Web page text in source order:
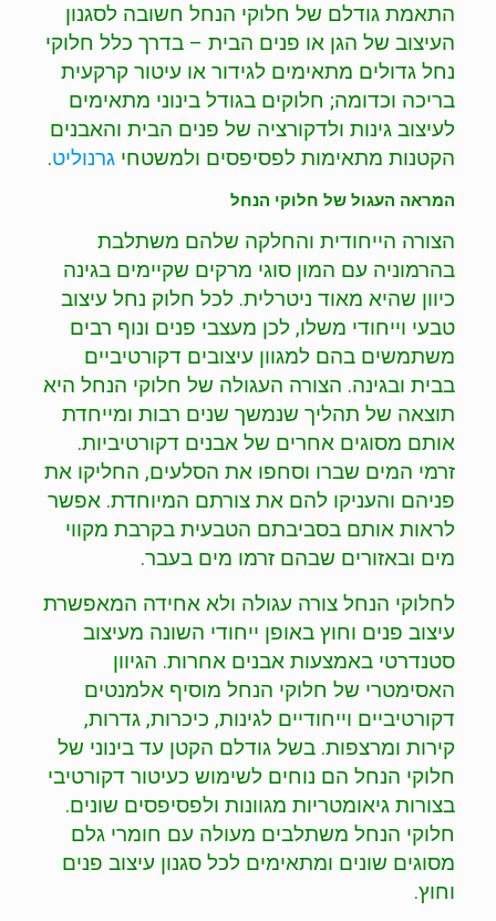
התאמת גודלם של חלוקי הנחל חשובה לסגנון
העיצוב של הגן או פנים הבית – בדרך כלל חלוקי
נחל גדולים מתאימים לגידור או עיטור קרקעית
בריכה וכדומה; חלוקים בגודל בינוני מתאימים
לעיצוב גינות ולדקורציה של פנים הבית והאבנים
הקטנות מתאימות לפסיפסים ולמשטחי גרנוליט.
המראה העגול של חלוקי הנחל
הצורה הייחודית והחלקה שלהם משתלבת
בהרמוניה עם המון סוגי מרקים שקיימים בגינה
כיוון שהיא מאוד ניטרלית. לכל חלוק נחל עיצוב
טבעי וייחודי משלו, לכן מעצבי פנים ונוף רבים
משתמשים בהם למגוון עיצובים דקורטיביים
בבית ובגינה. הצורה העגולה של חלוקי הנחל היא
תוצאה של תהליך שנמשך שנים רבות ומייחדת
אותם מסוגים אחרים של אבנים דקורטיביות.
זרמי המים שברו וסחפו את הסלעים, החליקו את
פניהם והעניקו להם את צורתם המיוחדת. אפשר
לראות אותם בסביבתם הטבעית בקרבת מקווי
מים ובאזורים שבהם זרמו מים בעבר.
לחלוקי הנחל צורה עגולה ולא אחידה המאפשרת
עיצוב פנים וחוץ באופן ייחודי השונה מעיצוב
סטנדרטי באמצעות אבנים אחרות. הגיוון
האסימטרי של חלוקי הנחל מוסיף אלמנטים
דקורטיביים וייחודיים לגינות, כיכרות, גדרות,
קירות ומרצפות. בשל גודלם הקטן עד בינוני של
חלוקי הנחל הם נוחים לשימוש כעיטור דקורטיבי
בצורות גיאומטריות מגוונות ולפסיפסים שונים.
חלוקי הנחל משתלבים מעולה עם חומרי גלם
מסוגים שונים ומתאימים לכל סגנון עיצוב פנים
וחוץ.